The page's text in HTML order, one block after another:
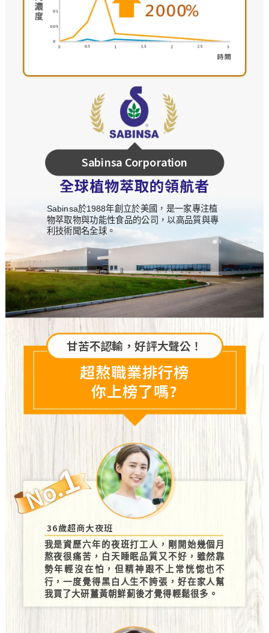
Sabinsa Corporation
全球植物萃取的領航者
Sabinsa於1988年創立於美國，是一家專注植
物萃取物與功能性食品的公司，以高品質與專
利技術聞名全球。
甘苦不認輸，好評大聲公！
超熬職業排行榜
你上榜了嗎?
No.1
36歲超商大夜班
我是資歷六年的夜班打工人，剛開始幾個月
熬夜很痛苦，白天睡眠品質又不好，雖然靠
勢年輕沒在怕，但精神跟不上常恍惚也不
行，一度覺得黑白人生不誇張，好在家人幫
我買了大研薑黃朝鮮薊後才覺得輕鬆很多。